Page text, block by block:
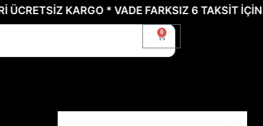
KARGO * VADE FARKSIZ 6 TAKSİT İÇİN BİZE
0